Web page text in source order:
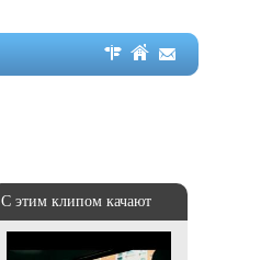
С этим клипом качают